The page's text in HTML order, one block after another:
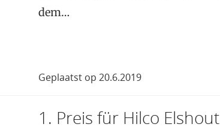
dem…
Geplaatst op 20.6.2019
1. Preis für Hilco Elshout